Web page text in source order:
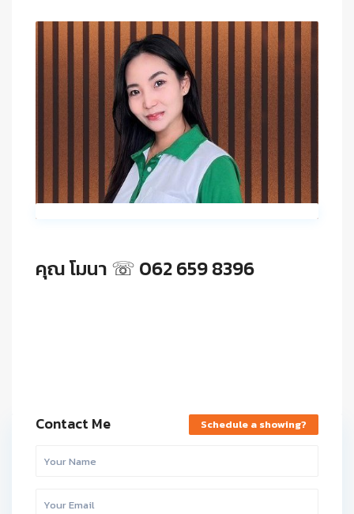
คุณ โมนา ☏ 062 659 8396
Contact Me Schedule a showing?